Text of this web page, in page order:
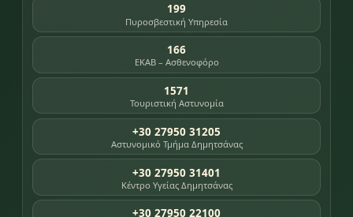
199
Πυροσβεστική Υπηρεσία
166
ΕΚΑΒ – Ασθενοφόρο
1571
Τουριστική Αστυνομία
+30 27950 31205
Αστυνομικό Τμήμα Δημητσάνας
+30 27950 31401
Κέντρο Υγείας Δημητσάνας
+30 27950 22100